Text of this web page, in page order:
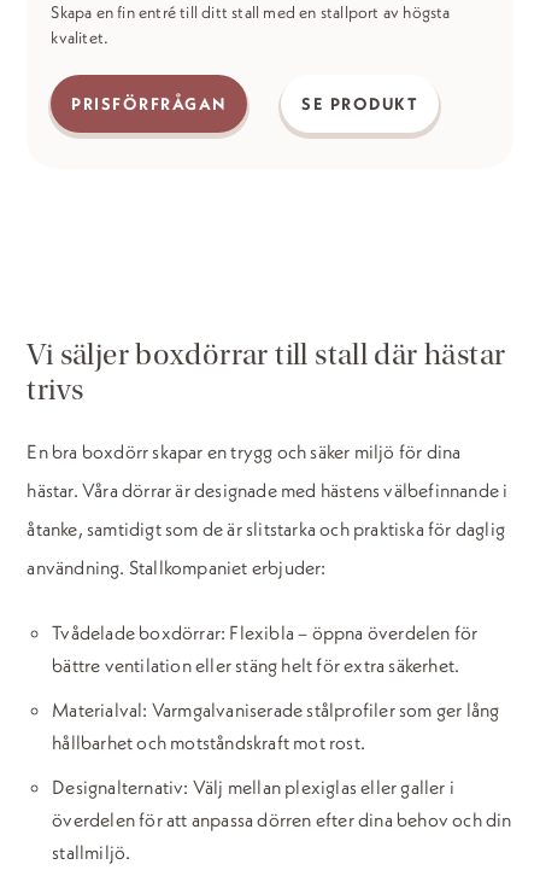
Skapa en fin entré till ditt stall med en stallport av högsta
kvalitet.
PRISFÖRFRÅGAN SE PRODUKT
Vi säljer boxdörrar till stall där hästar
trivs
En bra boxdörr skapar en trygg och säker miljö för dina
hästar. Våra dörrar är designade med hästens välbefinnande i
åtanke, samtidigt som de är slitstarka och praktiska för daglig
användning. Stallkompaniet erbjuder:
Tvådelade boxdörrar: Flexibla – öppna överdelen för
bättre ventilation eller stäng helt för extra säkerhet.
Materialval: Varmgalvaniserade stålprofiler som ger lång
hållbarhet och motståndskraft mot rost.
Designalternativ: Välj mellan plexiglas eller galler i
överdelen för att anpassa dörren efter dina behov och din
stallmiljö.